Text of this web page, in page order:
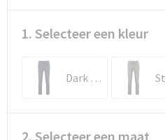
1. Selecteer een kleur
Dark Navy
2. Selecteer een maat